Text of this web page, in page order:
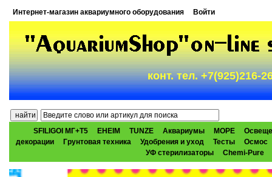
Интернет-магазин аквариумного оборудования Войти
конт. тел. +7(925)216-
SFILIGOI МГ+Т5 EHEIM TUNZE Аквариумы МОРЕ
декорации
Грунтовая техника Удобрения и уход Тесты
Осмос
УФ стерилизаторы
Chemi-Pure